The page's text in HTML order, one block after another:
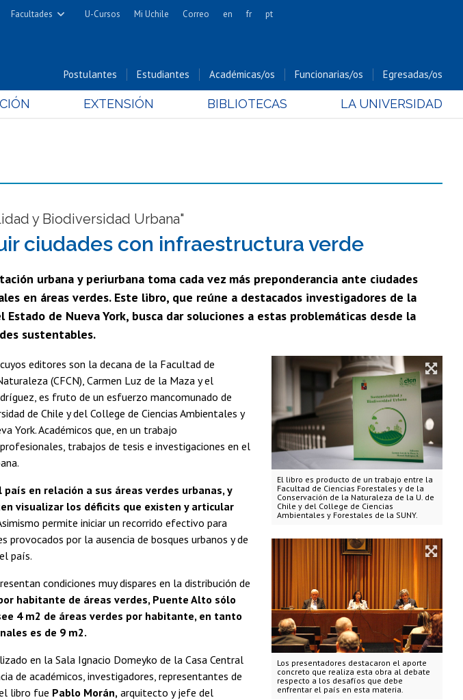
Facultades
Cs. Físicas y Matemáticas
Cs. Forestales y Conservación
Cs. Químicas y Farmacéuticas
Cs. Sociales
Estudios Avanzados en Educación
Nutrición y Tecnología de
Bachillerato
U-Cursos Mi Uchile Correo en fr pt
Postulantes Estudiantes Académicas/os Funcionarias/os Egresadas/os
EXTENSIÓN BIBLIOTECAS LA UNIVERSIDAD
y Biodiversidad Urbana"
ciudades con infraestructura verde
urbana y periurbana toma cada vez más preponderancia ante ciudades
en áreas verdes. Este libro, que reúne a destacados investigadores de la
de Nueva York, busca dar soluciones a estas problemáticas desde la
sustentables.
El libro es producto de un trabajo entre la
Facultad de Ciencias Forestales y de la
Conservación de la Naturaleza de la U. de
Chile y del College de Ciencias
Ambientales y Forestales de la SUNY.
Los presentadores destacaron el aporte
concreto que realiza esta obra al debate
respecto a los desafíos que debe
enfrentar el país en esta materia.
editores son la decana de la Facultad de
(CFCN), Carmen Luz de la Maza y el
es fruto de un esfuerzo mancomunado de
de Chile y del College de Ciencias Ambientales y
York. Académicos que, en un trabajo
trabajos de tesis e investigaciones en el
en relación a sus áreas verdes urbanas, y
visualizar los déficits que existen y articular
permite iniciar un recorrido efectivo para
por la ausencia de bosques urbanos y de
país.
condiciones muy dispares en la distribución de
habitante de áreas verdes, Puente Alto sólo
4 m2 de áreas verdes por habitante, en tanto
es de 9 m2.
en la Sala Ignacio Domeyko de la Casa Central
de académicos, investigadores, representantes de
libro fue Pablo Morán, arquitecto y jefe del